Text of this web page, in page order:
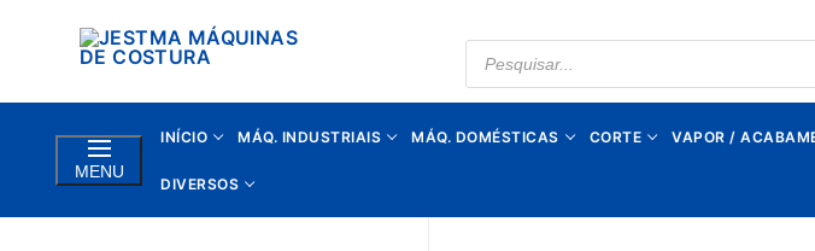
PRODUCTS
SEARCH
MENU
INÍCIO MÁQ. INDUSTRIAIS MÁQ. DOMÉSTICAS CORTE VAPOR /
DIVERSOS